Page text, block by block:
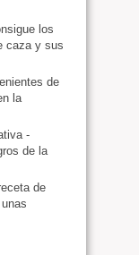
los
caza y sus
de
la
-
de la
de